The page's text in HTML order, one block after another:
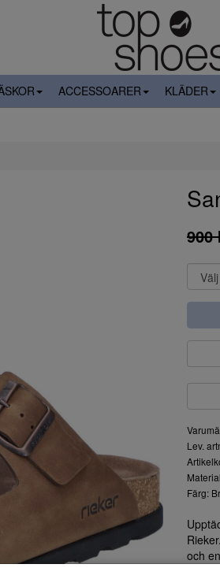
ACCESSOARER KLÄDER
900
Lev.
Färg:
och
Den